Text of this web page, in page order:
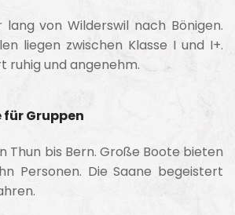
lang von Wilderswil nach Bönigen.
liegen zwischen Klasse I und I+.
ruhig und angenehm.
für Gruppen
Thun bis Bern. Große Boote bieten
Personen. Die Saane begeistert